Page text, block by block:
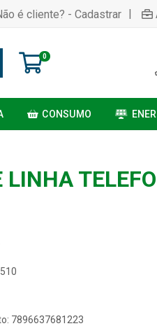
é cliente? - Cadastrar |
0
CONSUMO
LINHA
7896637681223